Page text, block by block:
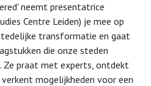
neemt presentatrice
Centre Leiden) je mee op
transformatie en gaat
die onze steden
Ze praat met experts, ontdekt
mogelijkheden voor een